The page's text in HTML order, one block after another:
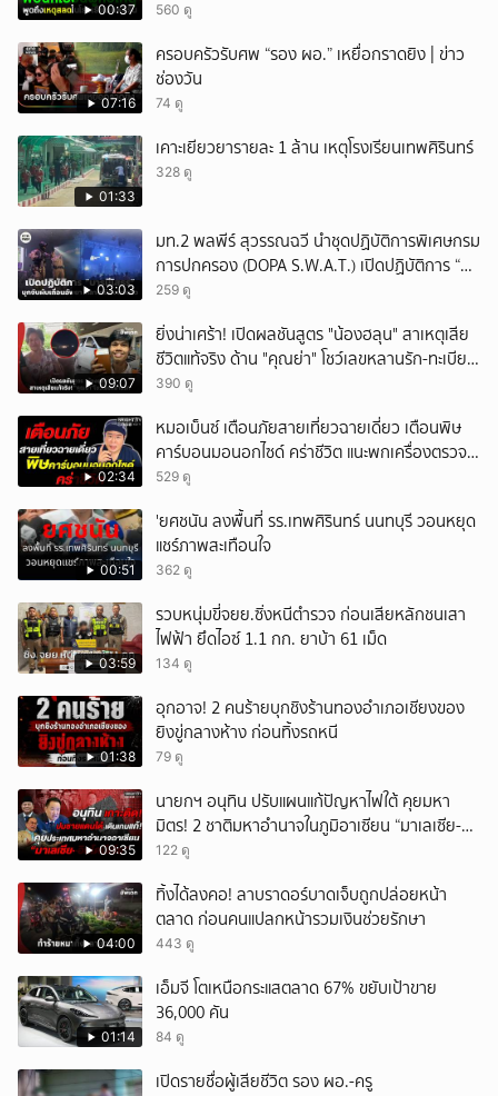
00:37 560 ดู
07:16
ครอบครัวรับศพ “รอง ผอ.” เหยื่อกราดยิง | ข่าว
ช่องวัน
74 ดู
01:33
เคาะเยียวยารายละ 1 ล้าน เหตุโรงเรียนเทพศิรินทร์
328 ดู
03:03
มท.2 พลพีร์ สุวรรณฉวี นำชุดปฏิบัติการพิเศษกรม
การปกครอง (DOPA S.W.A.T.) เปิดปฏิบัติการ “บา
รมีโสธร” บุกจับผับเถื่อนอัพยา กลางเมืองแปดริ้ว
259 ดู
09:07
ยิ่งน่าเศร้า! เปิดผลชันสูตร "น้องฮลุน" สาเหตุเสีย
ชีวิตแท้จริง ด้าน "คุณย่า" โชว์เลขหลานรัก-ทะเบียน
รถเคลื่อนร่าง!
390 ดู
02:34
หมอเบ็นซ์ เตือนภัยสายเที่ยวฉายเดี่ยว เตือนพิษ
คาร์บอนมอนอกไซด์ คร่าชีวิต แนะพกเครื่องตรวจ
วัดติดตัว
529 ดู
00:51
'ยศชนัน ลงพื้นที่ รร.เทพศิรินทร์ นนทบุรี วอนหยุด
แชร์ภาพสะเทือนใจ
362 ดู
03:59
รวบหนุ่มขี่จยย.ซิ่งหนีตำรวจ ก่อนเสียหลักชนเสา
ไฟฟ้า ยึดไอซ์ 1.1 กก. ยาบ้า 61 เม็ด
134 ดู
01:38
อุกอาจ! 2 คนร้ายบุกชิงร้านทองอำเภอเชียงของ
ยิงขู่กลางห้าง ก่อนทิ้งรถหนี
79 ดู
09:35
นายกฯ อนุทิน ปรับแผนแก้ปัญหาไฟใต้ คุยมหา
มิตร! 2 ชาติมหาอำนาจในภูมิอาเซียน “มาเลเซีย-
อินโดนีเซีย”
122 ดู
04:00
ทิ้งได้ลงคอ! ลาบราดอร์บาดเจ็บถูกปล่อยหน้า
ตลาด ก่อนคนแปลกหน้ารวมเงินช่วยรักษา
443 ดู
01:14
เอ็มจี โตเหนือกระแสตลาด 67% ขยับเป้าขาย
36,000 คัน
84 ดู
เปิดรายชื่อผู้เสียชีวิต รอง ผอ.-ครู